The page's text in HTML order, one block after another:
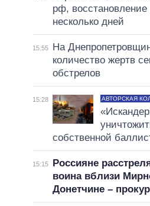
рф, восстановление
несколько дней
15:55
На
количество жертв
обстрелов
15:28 АВТОРСКАЯ
собственной
15:15
Россияне
воина вблизи
Донетчине –